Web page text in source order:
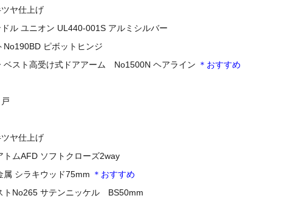
ツヤ仕上げ
ドル ユニオン UL440-001S アルミシルバー
No190BD ピボットヒンジ
ベスト高受け式ドアアーム No1500N ヘアライン ＊おすすめ
ツヤ仕上げ
トムAFD ソフトクローズ2way
属 シラキウッド75mm ＊おすすめ
トNo265 サテンニッケル BS50mm